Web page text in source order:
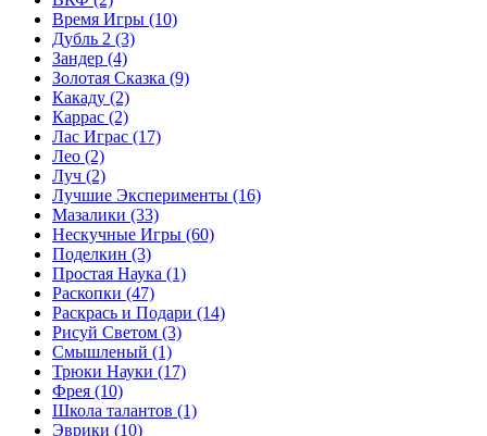
Время Игры (10)
Дубль 2 (3)
Зандер (4)
Золотая Сказка (9)
Какаду (2)
Каррас (2)
Лас Играс (17)
Лео (2)
Луч (2)
Лучшие Эксперименты (16)
Мазалики (33)
Нескучные Игры (60)
Поделкин (3)
Простая Наука (1)
Раскопки (47)
Раскрась и Подари (14)
Рисуй Светом (3)
Смышленый (1)
Трюки Науки (17)
Фрея (10)
Школа талантов (1)
Эврики (10)